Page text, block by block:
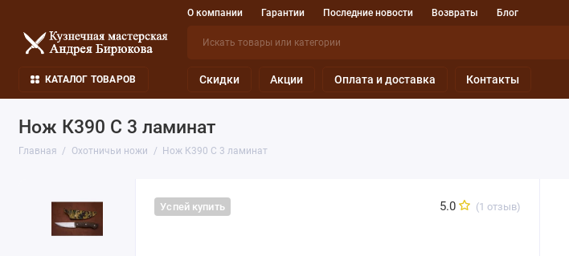
О компании Гарантии Последние новости Возвраты Блог
КАТАЛОГ ТОВАРОВ Скидки Акции Оплата и доставка Контакты
Нож К390 С 3 ламинат
Главная Охотничьи ножи Нож К390 С 3 ламинат
Успей купить 5.0 (1 отзыв)